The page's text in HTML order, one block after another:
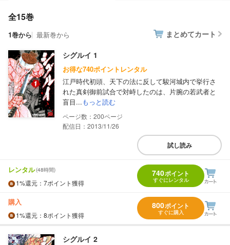
全15巻
1巻から 最新巻から まとめてカート
シグルイ 1
お得な740ポイントレンタル
江戸時代初頭、天下の法に反して駿河城内で挙行さ
れた真剣御前試合で対峙したのは、片腕の若武者と
盲目...もっと読む
200
配信日：2013/11/26
試し読み
レンタル(48時間)
1%還元 ：7ポイント獲得
740ポイント
すぐにレンタル
購入
1%還元 ：8ポイント獲得
800ポイント
すぐに購入
シグルイ 2